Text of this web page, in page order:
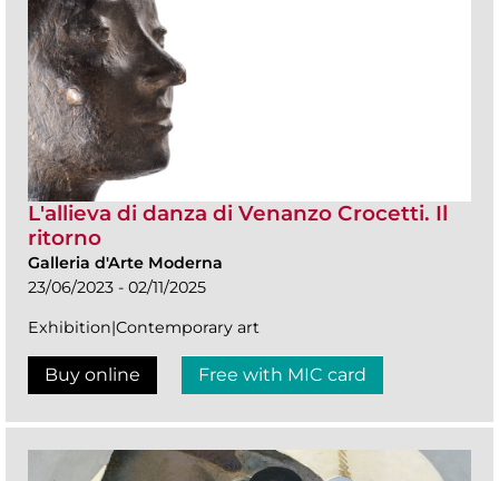
L'allieva di danza di Venanzo Crocetti. Il
ritorno
Galleria d'Arte Moderna
23/06/2023 - 02/11/2025
Exhibition|Contemporary art
Buy online Free with MIC card